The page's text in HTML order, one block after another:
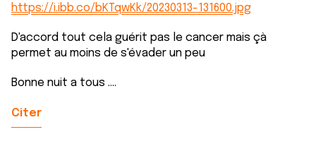
https://i.ibb.co/bKTqwKk/20230313-131600.jpg
D'accord tout cela guérit pas le cancer mais çà
permet au moins de s'évader un peu
Bonne nuit a tous ....
Citer